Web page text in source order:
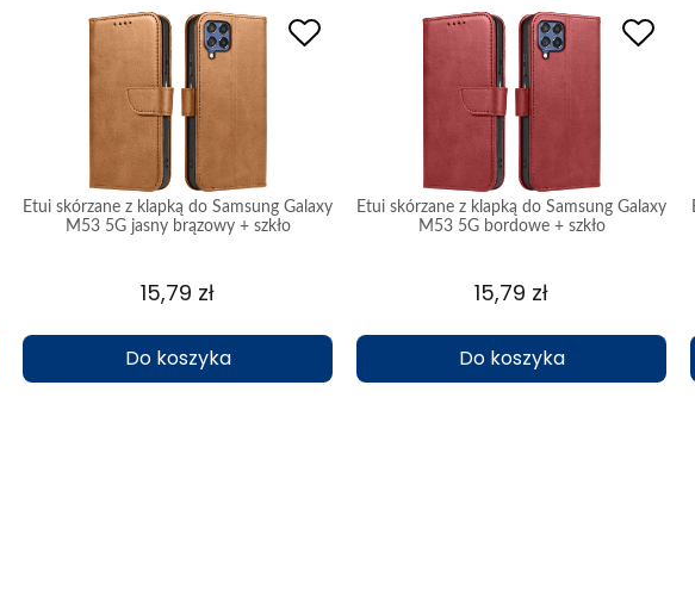
Etui skórzane z klapką do Samsung Galaxy
M53 5G jasny brązowy + szkło
15,79 zł
Do koszyka
Etui skórzane z klapką do Samsung Galaxy
M53 5G bordowe + szkło
15,79 zł
Do koszyka